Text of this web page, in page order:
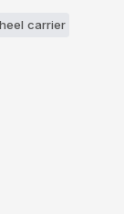
carrier